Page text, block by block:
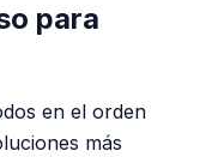
para
en el orden
más